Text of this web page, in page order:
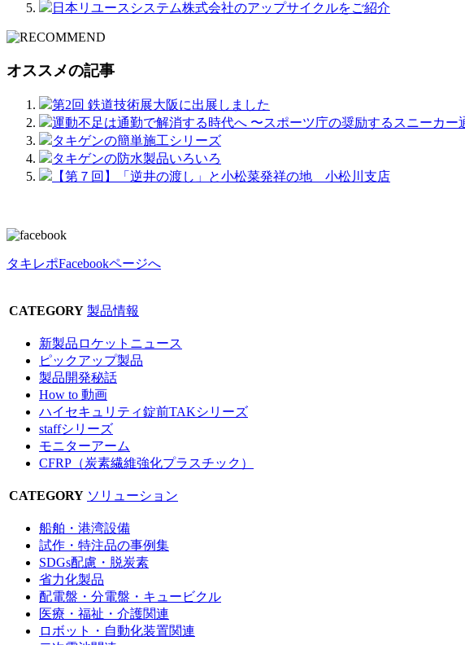
日本リユースシステム株式会社のアップサイクルをご紹介
オススメの記事
第2回 鉄道技術展大阪に出展しました
運動不足は通勤で解消する時代へ 〜スポーツ庁の奨励するスニーカー
タキゲンの簡単施工シリーズ
タキゲンの防水製品いろいろ
【第７回】「逆井の渡し」と小松菜発祥の地 小松川支店
タキレポFacebookページへ
CATEGORY 製品情報
新製品ロケットニュース
ピックアップ製品
製品開発秘話
How to 動画
ハイセキュリティ錠前TAKシリーズ
staffシリーズ
モニターアーム
CFRP（炭素繊維強化プラスチック）
CATEGORY ソリューション
船舶・港湾設備
試作・特注品の事例集
SDGs配慮・脱炭素
省力化製品
配電盤・分電盤・キュービクル
医療・福祉・介護関連
ロボット・自動化装置関連